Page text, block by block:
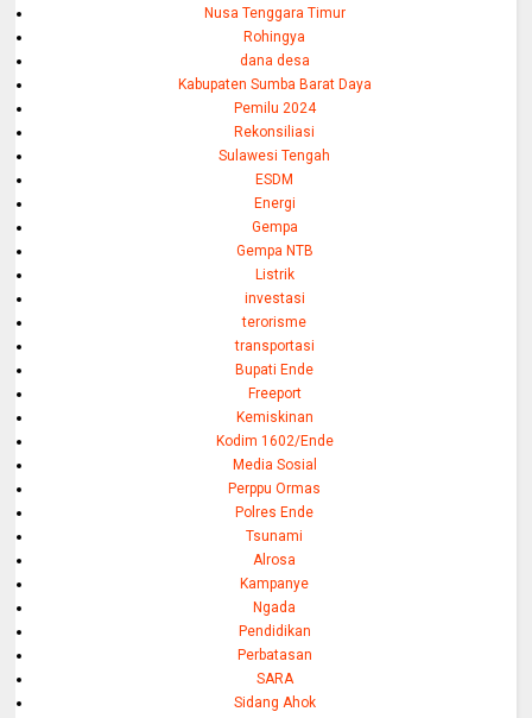
Nusa Tenggara Timur
Rohingya
dana desa
Kabupaten Sumba Barat Daya
Pemilu 2024
Rekonsiliasi
Sulawesi Tengah
ESDM
Energi
Gempa
Gempa NTB
Listrik
investasi
terorisme
transportasi
Bupati Ende
Freeport
Kemiskinan
Kodim 1602/Ende
Media Sosial
Perppu Ormas
Polres Ende
Tsunami
Alrosa
Kampanye
Ngada
Pendidikan
Perbatasan
SARA
Sidang Ahok